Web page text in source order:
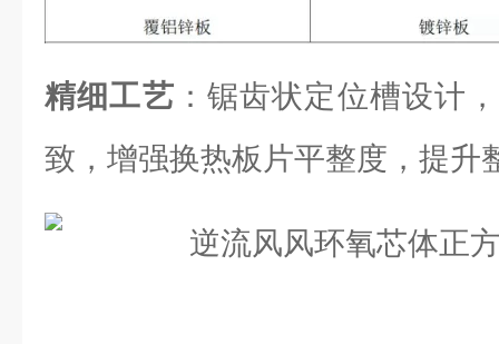
精细工艺 ：锯齿状定位槽设计
致，增强换热板片平整度，提升